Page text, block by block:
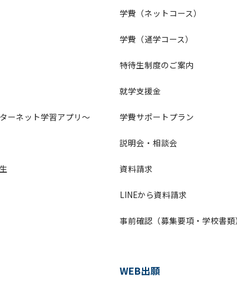
ーネット学習アプリ～
学費（ネットコース）
学費（通学コース）
特待生制度のご案内
就学支援金
学費サポートプラン
説明会・相談会
資料請求
LINEから資料請求
事前確認（募集要項・学校書類）
WEB出願